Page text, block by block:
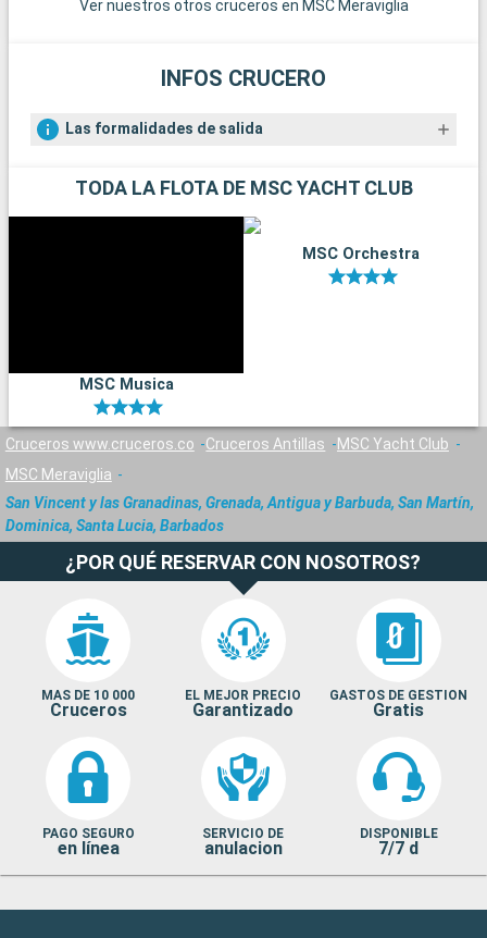
Ver nuestros otros cruceros en MSC Meraviglia
INFOS CRUCERO
Las formalidades de salida
TODA LA FLOTA DE MSC YACHT CLUB
MSC Musica
MSC Orchestra
Cruceros www.cruceros.co Cruceros Antillas
MSC Yacht Club
MSC Meraviglia
San Vincent y las Granadinas, Grenada, Antigua y Barbuda, San Martín,
Dominica, Santa Lucia, Barbados
¿POR QUÉ RESERVAR CON NOSOTROS?
MAS DE 10 000
Cruceros
EL MEJOR PRECIO
Garantizado
GASTOS DE GESTION
Gratis
PAGO SEGURO
en línea
SERVICIO DE
anulacion
DISPONIBLE
7/7 d